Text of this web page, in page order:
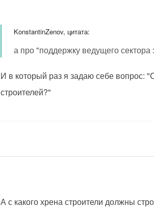
KonstantinZenov, цитата:
а про "поддержку ведущего сектора
И в который раз я задаю себе вопрос:
строителей?"
А с какого хрена строители должны